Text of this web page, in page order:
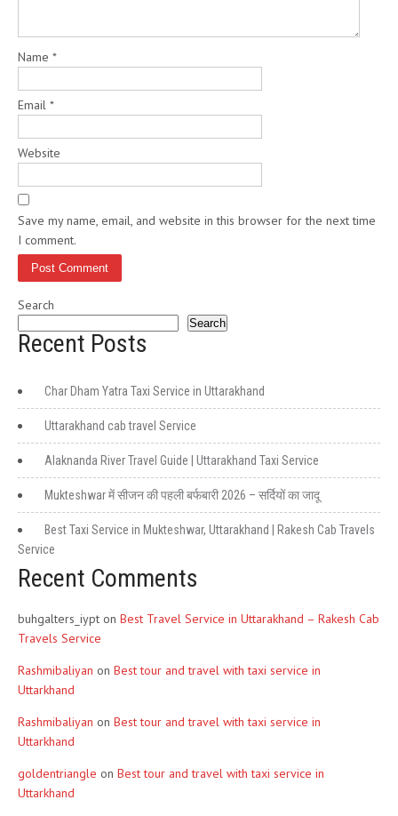
Name *
Email *
Website
Save my name, email, and website in this browser for the next time
I comment.
Search
Search
Recent Posts
Char Dham Yatra Taxi Service in Uttarakhand
Uttarakhand cab travel Service
Alaknanda River Travel Guide | Uttarakhand Taxi Service
Mukteshwar में सीजन की पहली बर्फबारी 2026 – सर्दियों का जादू
Best Taxi Service in Mukteshwar, Uttarakhand | Rakesh Cab Travels
Service
Recent Comments
buhgalters_iypt on Best Travel Service in Uttarakhand – Rakesh Cab
Travels Service
Rashmibaliyan on Best tour and travel with taxi service in
Uttarkhand
Rashmibaliyan on Best tour and travel with taxi service in
Uttarkhand
goldentriangle on Best tour and travel with taxi service in
Uttarkhand